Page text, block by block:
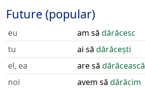
Future (popular)
eu am să dărăcesc
tu
ai să dărăcești
el, ea
are să dărăcească
noi
avem să dărăcim